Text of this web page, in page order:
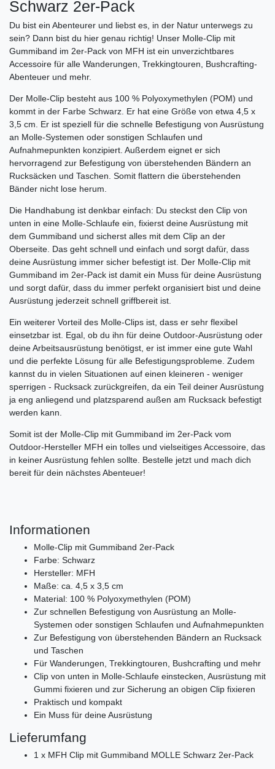
Schwarz 2er-Pack
Du bist ein Abenteurer und liebst es, in der Natur unterwegs zu
sein? Dann bist du hier genau richtig! Unser Molle-Clip mit
Gummiband im 2er-Pack von MFH ist ein unverzichtbares
Accessoire für alle Wanderungen, Trekkingtouren, Bushcrafting-
Abenteuer und mehr.
Der Molle-Clip besteht aus 100 % Polyoxymethylen (POM) und
kommt in der Farbe Schwarz. Er hat eine Größe von etwa 4,5 x
3,5 cm. Er ist speziell für die schnelle Befestigung von Ausrüstung
an Molle-Systemen oder sonstigen Schlaufen und
Aufnahmepunkten konzipiert. Außerdem eignet er sich
hervorragend zur Befestigung von überstehenden Bändern an
Rucksäcken und Taschen. Somit flattern die überstehenden
Bänder nicht lose herum.
Die Handhabung ist denkbar einfach: Du steckst den Clip von
unten in eine Molle-Schlaufe ein, fixierst deine Ausrüstung mit
dem Gummiband und sicherst alles mit dem Clip an der
Oberseite. Das geht schnell und einfach und sorgt dafür, dass
deine Ausrüstung immer sicher befestigt ist. Der Molle-Clip mit
Gummiband im 2er-Pack ist damit ein Muss für deine Ausrüstung
und sorgt dafür, dass du immer perfekt organisiert bist und deine
Ausrüstung jederzeit schnell griffbereit ist.
Ein weiterer Vorteil des Molle-Clips ist, dass er sehr flexibel
einsetzbar ist. Egal, ob du ihn für deine Outdoor-Ausrüstung oder
deine Arbeitsausrüstung benötigst, er ist immer eine gute Wahl
und die perfekte Lösung für alle Befestigungsprobleme. Zudem
kannst du in vielen Situationen auf einen kleineren - weniger
sperrigen - Rucksack zurückgreifen, da ein Teil deiner Ausrüstung
ja eng anliegend und platzsparend außen am Rucksack befestigt
werden kann.
Somit ist der Molle-Clip mit Gummiband im 2er-Pack vom
Outdoor-Hersteller MFH ein tolles und vielseitiges Accessoire, das
in keiner Ausrüstung fehlen sollte. Bestelle jetzt und mach dich
bereit für dein nächstes Abenteuer!
Informationen
Molle-Clip mit Gummiband 2er-Pack
Farbe: Schwarz
Hersteller: MFH
Maße: ca. 4,5 x 3,5 cm
Material: 100 % Polyoxymethylen (POM)
Zur schnellen Befestigung von Ausrüstung an Molle-
Systemen oder sonstigen Schlaufen und Aufnahmepunkten
Zur Befestigung von überstehenden Bändern an Rucksack
und Taschen
Für Wanderungen, Trekkingtouren, Bushcrafting und mehr
Clip von unten in Molle-Schlaufe einstecken, Ausrüstung mit
Gummi fixieren und zur Sicherung an obigen Clip fixieren
Praktisch und kompakt
Ein Muss für deine Ausrüstung
Lieferumfang
1 x MFH Clip mit Gummiband MOLLE Schwarz 2er-Pack